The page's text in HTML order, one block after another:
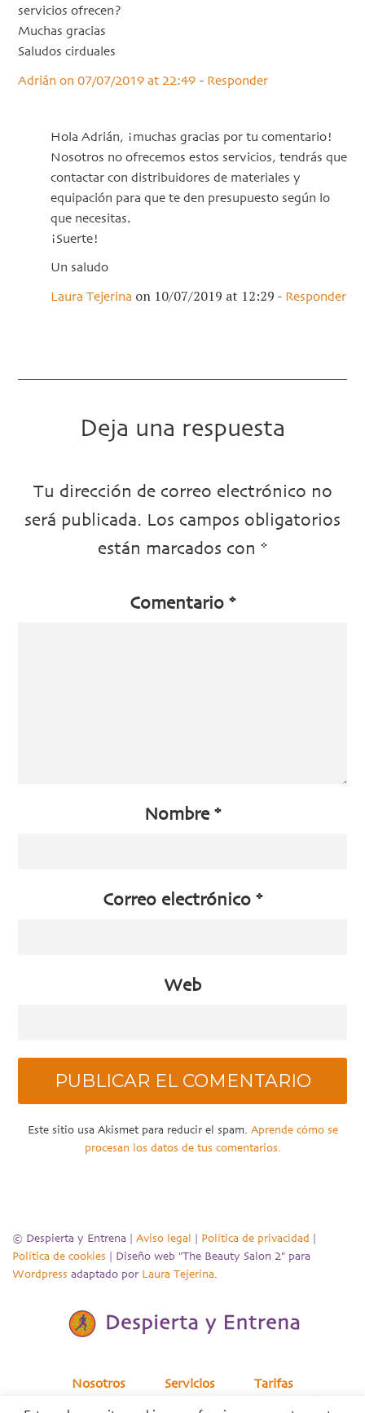
servicios ofrecen?
Muchas gracias
Saludos cirduales
Adrián on 07/07/2019 at 22:49 - Responder
Hola Adrián, ¡muchas gracias por tu comentario!
Nosotros no ofrecemos estos servicios, tendrás que
contactar con distribuidores de materiales y
equipación para que te den presupuesto según lo
que necesitas.
¡Suerte!
Un saludo
Laura Tejerina on 10/07/2019 at 12:29 - Responder
Deja una respuesta
Tu dirección de correo electrónico no
será publicada. Los campos obligatorios
están marcados con *
Comentario *
Nombre *
Correo electrónico *
Web
Este sitio usa Akismet para reducir el spam. Aprende cómo se
procesan los datos de tus comentarios.
© Despierta y Entrena | Aviso legal Política de privacidad
Política de cookies | Diseño web "The Beauty Salon 2" para
Wordpress adaptado por Laura Tejerina.
Nosotros Servicios Tarifas